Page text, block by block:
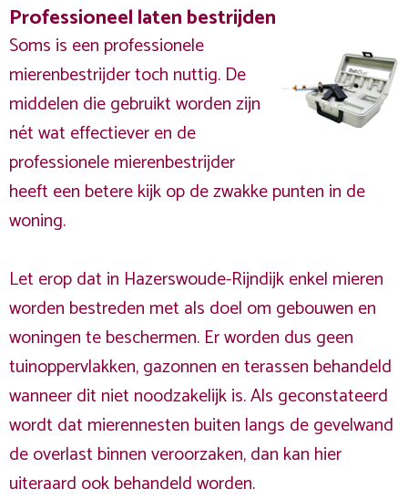
Professioneel laten bestrijden
Soms is een professionele
mierenbestrijder toch nuttig. De
middelen die gebruikt worden zijn
nét wat effectiever en de
professionele mierenbestrijder
heeft een betere kijk op de zwakke punten in de
woning.
Let erop dat in Hazerswoude-Rijndijk enkel mieren
worden bestreden met als doel om gebouwen en
woningen te beschermen. Er worden dus geen
tuinoppervlakken, gazonnen en terassen behandeld
wanneer dit niet noodzakelijk is. Als geconstateerd
wordt dat mierennesten buiten langs de gevelwand
de overlast binnen veroorzaken, dan kan hier
uiteraard ook behandeld worden.